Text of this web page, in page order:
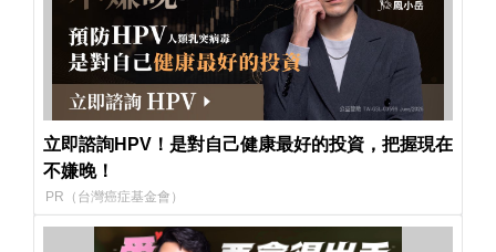
立即諮詢HPV！是對自己健康最好的投資，把握現在
不嫌晚！
PR（台灣癌症基金會）